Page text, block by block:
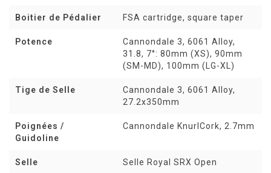
Boitier de Pédalier FSA cartridge, square taper
Potence
Cannondale 3, 6061 Alloy,
31.8, 7°: 80mm (XS), 90mm
(SM-MD), 100mm (LG-XL)
Tige de Selle
Cannondale 3, 6061 Alloy,
27.2x350mm
Poignées /
Guidoline
Cannondale KnurlCork, 2.7mm
Selle Selle Royal SRX Open